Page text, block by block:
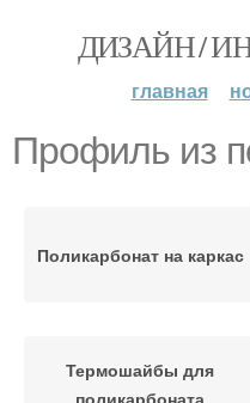
ДИЗАЙН /
главная
Профиль из
Поликарбонат на каркас
Термошайбы для
поликарбоната